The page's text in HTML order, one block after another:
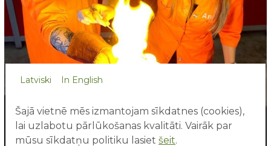
Latviski In English
Šajā vietnē mēs izmantojam sīkdatnes (cookies),
lai uzlabotu pārlūkošanas kvalitāti. Vairāk par
mūsu sīkdatņu politiku lasiet šeit.